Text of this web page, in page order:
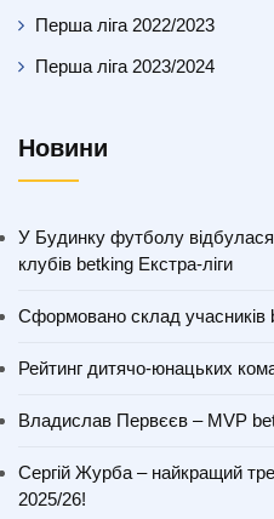
Перша ліга 2022/2023
Перша ліга 2023/2024
Новини
У Будинку футболу відбулася
клубів betking Екстра-ліги
Сформовано склад учасників
Рейтинг дитячо-юнацьких
Владислав Первєєв – MVP
Сергій Журба – найкращий
2025/26!